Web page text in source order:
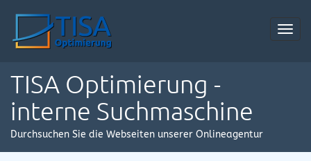
TISA Optimierung -
interne Suchmaschine
Durchsuchen Sie die Webseiten unserer Onlineagentur